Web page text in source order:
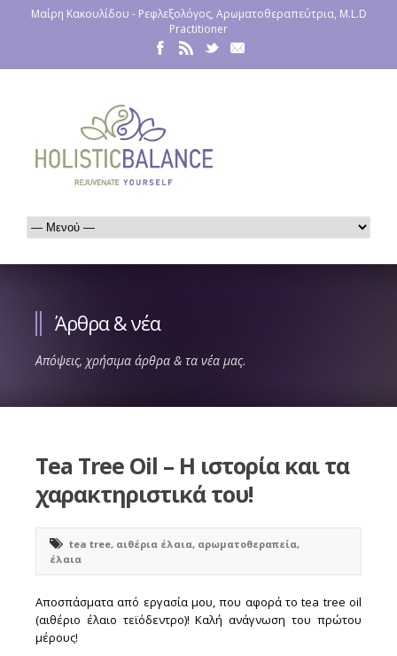
Μαίρη Κακουλίδου - Ρεφλεξολόγος, Αρωματοθεραπεύτρια, M.L.D
Practitioner
Άρθρα & νέα
Απόψεις, χρήσιμα άρθρα & τα νέα μας.
Tea Tree Oil – Η ιστορία και τα
χαρακτηριστικά του!
tea tree, αιθέρια έλαια, αρωματοθεραπεία,
έλαια
Αποσπάσματα από εργασία μου, που αφορά το tea tree oil
(αιθέριο έλαιο τεϊόδεντρο)! Καλή ανάγνωση του πρώτου
μέρους!